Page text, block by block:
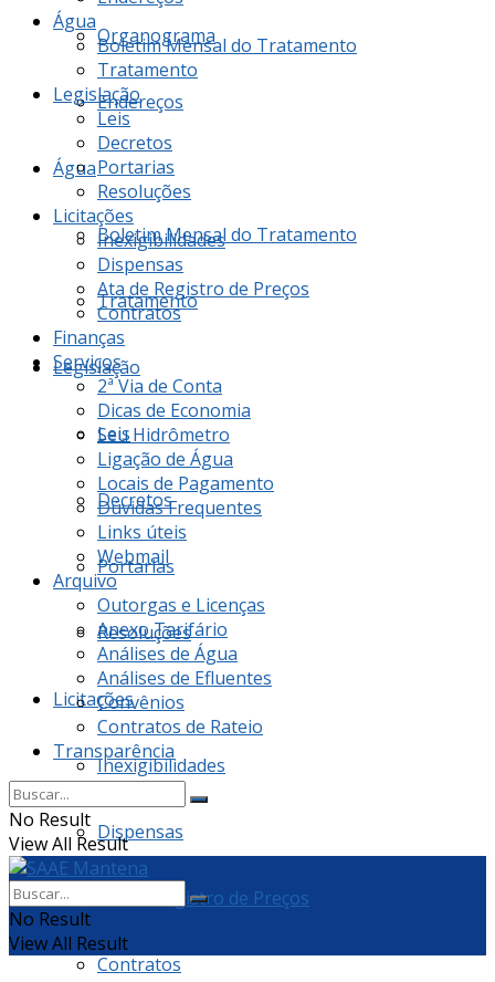
Organograma
Endereços
Água
Boletim Mensal do Tratamento
Tratamento
Legislação
Leis
Decretos
Portarias
Resoluções
Licitações
Inexigibilidades
Dispensas
Ata de Registro de Preços
Contratos
Água
Boletim Mensal do Tratamento
Tratamento
Legislação
Leis
Decretos
Portarias
Resoluções
Licitações
Inexigibilidades
Dispensas
Ata de Registro de Preços
Contratos
Finanças
Serviços
2ª Via de Conta
Dicas de Economia
Seu Hidrômetro
Ligação de Água
Locais de Pagamento
Dúvidas Frequentes
Links úteis
Webmail
Arquivo
Outorgas e Licenças
Anexo Tarifário
Análises de Água
Análises de Efluentes
Convênios
Contratos de Rateio
Transparência
No Result
View All Result
No Result
View All Result